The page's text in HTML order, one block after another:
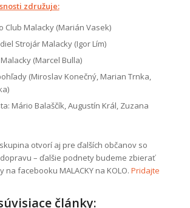
združuje:
Club Malacky (Marián Vasek)
Strojár Malacky (Igor Lím)
(Marcel Bulla)
(Miroslav Konečný, Marian Trnka,
Mário Balaščík, Augustín Král, Zuzana
otvorí aj pre ďalších občanov so
– ďalšie podnety budeme zbierať
na facebooku MALACKY na KOLO. Pridajte
články: